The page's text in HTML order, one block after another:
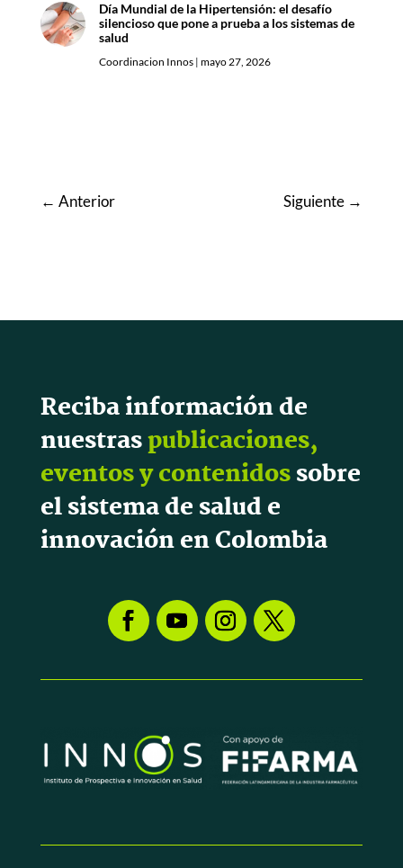
Día Mundial de la Hipertensión: el desafío
silencioso que pone a prueba a los sistemas de
salud
Coordinacion Innos| mayo 27, 2026
← Anterior Siguiente →
Reciba información de
nuestraspublicaciones,
eventos y contenidossobre
el sistema de salud e
innovación en Colombia